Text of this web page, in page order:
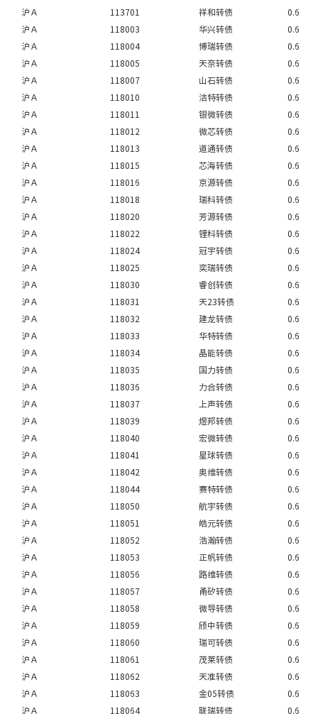
沪Ａ
113701 祥和转债
0.6
沪Ａ
118003 华兴转债
0.6
沪Ａ
118004 博瑞转债
0.6
沪Ａ
118005 天奈转债
0.6
沪Ａ
118007 山石转债
0.6
沪Ａ
118010 洁特转债
0.6
沪Ａ
118011 银微转债
0.6
沪Ａ
118012 微芯转债
0.6
沪Ａ
118013 道通转债
0.6
沪Ａ
118015 芯海转债
0.6
沪Ａ
118016 京源转债
0.6
沪Ａ
118018 瑞科转债
0.6
沪Ａ
118020 芳源转债
0.6
沪Ａ
118022 锂科转债
0.6
沪Ａ
118024 冠宇转债
0.6
沪Ａ
118025 奕瑞转债
0.6
沪Ａ
118030 睿创转债
0.6
沪Ａ
118031 天23转债
0.6
沪Ａ
118032 建龙转债
0.6
沪Ａ
118033 华特转债
0.6
沪Ａ
118034 晶能转债
0.6
沪Ａ
118035 国力转债
0.6
沪Ａ
118036 力合转债
0.6
沪Ａ
118037 上声转债
0.6
沪Ａ
118039 煜邦转债
0.6
沪Ａ
118040 宏微转债
0.6
沪Ａ
118041 星球转债
0.6
沪Ａ
118042 奥维转债
0.6
沪Ａ
118044 赛特转债
0.6
沪Ａ
118050 航宇转债
0.6
沪Ａ
118051 皓元转债
0.6
沪Ａ
118052 浩瀚转债
0.6
沪Ａ
118053 正帆转债
0.6
沪Ａ
118056 路维转债
0.6
沪Ａ
118057 甬矽转债
0.6
沪Ａ
118058 微导转债
0.6
沪Ａ
118059 颀中转债
0.6
沪Ａ
118060 瑞可转债
0.6
沪Ａ
118061 茂莱转债
0.6
沪Ａ
118062 天准转债
0.6
沪Ａ
118063 金05转债
0.6
沪Ａ
118064 联瑞转债
0.6